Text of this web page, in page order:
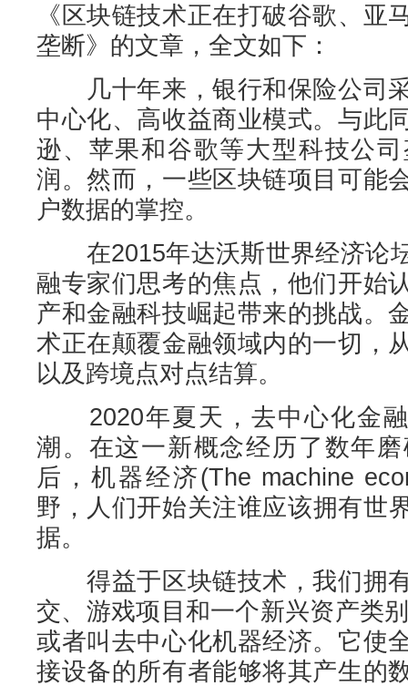
《区块链技术正在打破谷歌、亚
垄断》的文章，全文如下：
几十年来，银行和保险公司
中心化、高收益商业模式。与此
逊、苹果和谷歌等大型科技公
润。然而，一些区块链项目可能
户数据的掌控。
在2015年达沃斯世界经济论
融专家们思考的焦点，他们开始
产和金融科技崛起带来的挑战。
术正在颠覆金融领域内的一切，
以及跨境点对点结算。
2020年夏天，去中心化金融
潮。在这一新概念经历了数年
后，机器经济(The machine
野，人们开始关注谁应该拥有
据。
得益于区块链技术，我们拥
交、游戏项目和一个新兴资产类
或者叫去中心化机器经济。它使
接设备的所有者能够将其产生的